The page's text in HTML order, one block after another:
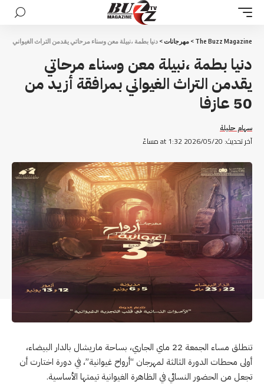
The Buzz Magazine
> مهرجانات> دنيا بطمة ،نبيلة معن وسناء مرحاتي يقدمن التراث الغيواني بمرافقة
دنيا بطمة ،نبيلة معن وسناء مرحاتي
يقدمن التراث الغيواني بمرافقة أزيد من
50 عازفا
آخر تحديث: 2026/05/20 at 1:32 مساءً
سهام حليلة
تنطلق مساء الجمعة 22 ماي الجاري، بساحة ماريشال بالدار البيضاء،
أولى محطات الدورة الثالثة لمهرجان “أرواح غيوانية”، في دورة اختارت أن
تجعل من الحضور النسائي في الظاهرة الغيوانية تيمتها الأساسية.